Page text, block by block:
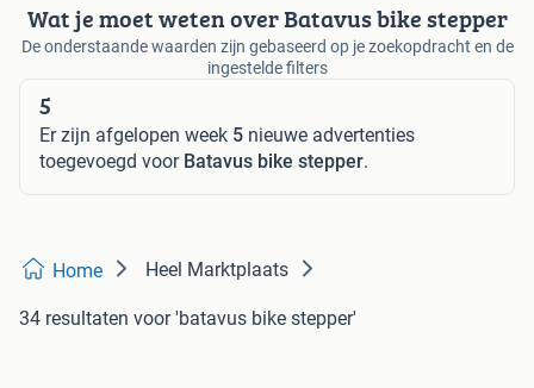
Wat je moet weten over Batavus bike stepper
De onderstaande waarden zijn gebaseerd op je zoekopdracht en de
ingestelde filters
5
Er zijn afgelopen week 5 nieuwe advertenties
toegevoegd voor Batavus bike stepper.
Home Heel Marktplaats
34 resultaten voor 'batavus bike stepper'